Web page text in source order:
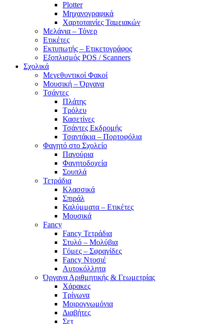
Plotter
Μηχανογραφικά
Χαρτοταινίες Ταμειακών
Μελάνια – Τόνερ
Ετικέτες
Εκτυπωτής – Ετικετογράφος
Εξοπλισμός POS / Scanners
Σχολικά
Μεγεθυντικοί Φακοί
Μουσική – Όργανα
Τσάντες
Πλάτης
Τρόλευ
Κασετίνες
Τσάντες Εκδρομής
Τσαντάκια – Πορτοφόλια
Φαγητό στο Σχολείο
Παγούρια
Φαγητοδοχεία
Σουπλά
Τετράδια
Κλασσικά
Σπιράλ
Καλύμματα – Ετικέτες
Μουσικά
Fancy
Fancy Τετράδια
Στυλό – Μολύβια
Γόμες – Σφραγίδες
Fancy Ντοσιέ
Αυτοκόλλητα
Όργανα Αριθμητικής & Γεωμετρίας
Χάρακες
Τρίγωνα
Mοιρογνωμόνια
Διαβήτες
Σετ